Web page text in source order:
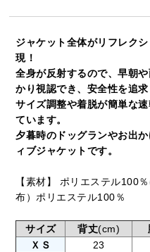
ジャケット全体がリフレク
現！
全身が反射するので、早朝
かり視認でき、安全性を追求
サイズ調整や着脱が簡単な
ています。
夕暮時のドッグランやお出
ィブジャケットです。
【素材】 ポリエステル100
布）ポリエステル100％
サイズ 背丈(cm)
ＸＳ
23